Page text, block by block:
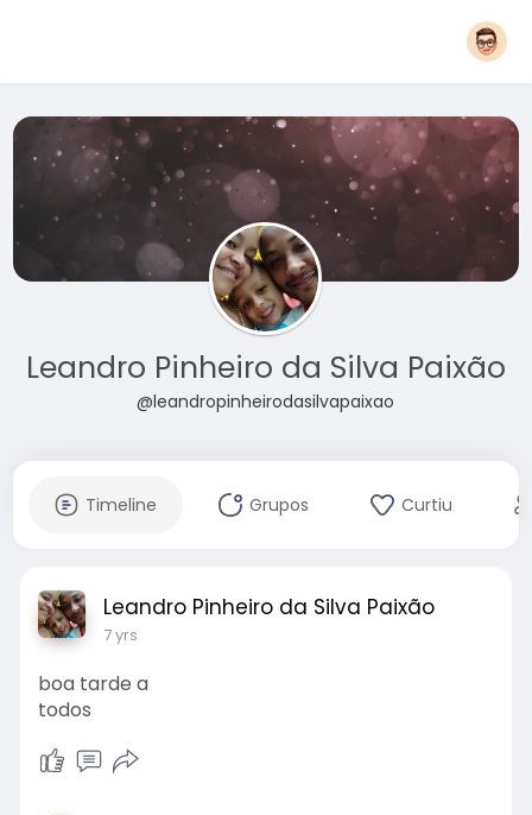
Leandro Pinheiro da Silva Paixão
@leandropinheirodasilvapaixao
Timeline Grupos Curtiu
Leandro Pinheiro da Silva Paixão
7 yrs
boa tarde a
todos